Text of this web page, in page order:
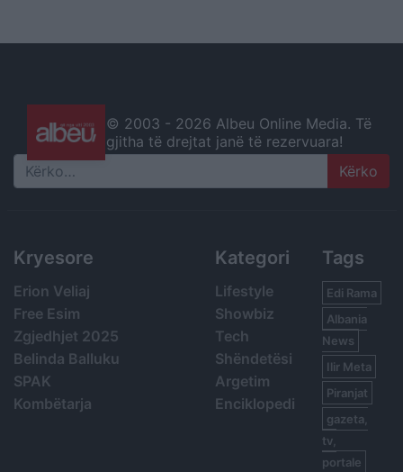
© 2003 - 2026 Albeu Online Media. Të
gjitha të drejtat janë të rezervuara!
Search
Kryesore
Erion Veliaj
Free Esim
Zgjedhjet 2025
Belinda Balluku
SPAK
Kombëtarja
Kategori
Lifestyle
Showbiz
Tech
Shëndetësi
Argetim
Enciklopedi
Tags
Edi Rama
Albania
News
Ilir Meta
Piranjat
gazeta,
tv,
portale